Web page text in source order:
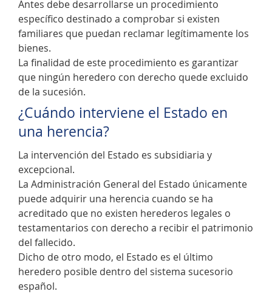
Antes debe desarrollarse un procedimiento
específico destinado a comprobar si existen
familiares que puedan reclamar legítimamente los
bienes.
La finalidad de este procedimiento es garantizar
que ningún heredero con derecho quede excluido
de la sucesión.
¿Cuándo interviene el Estado en
una herencia?
La intervención del Estado es subsidiaria y
excepcional.
La Administración General del Estado únicamente
puede adquirir una herencia cuando se ha
acreditado que no existen herederos legales o
testamentarios con derecho a recibir el patrimonio
del fallecido.
Dicho de otro modo, el Estado es el último
heredero posible dentro del sistema sucesorio
español.